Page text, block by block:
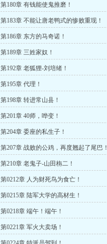
第180章 有钱能使鬼推磨！
第183章 不能让唐老鸭式的惨败重现！
第186章 东方的马奇诺！
第189章 三姓家奴！
第192章 老狐狸-刘培绪！
第195章 代理！
第198章 转进常山县！
第201章 40师，哗变！
第204章 委座的私生子！
第207章 战败的公鸡，再度翘起了尾巴！
第210章 老鬼子-山田栴二！
第0212章 人为财死鸟为食亡！
第0215章 陆军大学的高材生！
第0218章 端午！端午！
第0221章 军火大卖场！